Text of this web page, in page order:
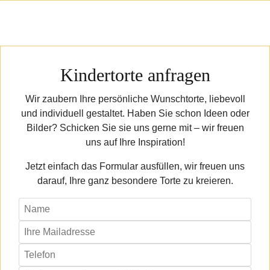
Kindertorte anfragen
Wir zaubern Ihre persönliche Wunschtorte, liebevoll
und individuell gestaltet. Haben Sie schon Ideen oder
Bilder? Schicken Sie sie uns gerne mit – wir freuen
uns auf Ihre Inspiration!
Jetzt einfach das Formular ausfüllen, wir freuen uns
darauf, Ihre ganz besondere Torte zu kreieren.